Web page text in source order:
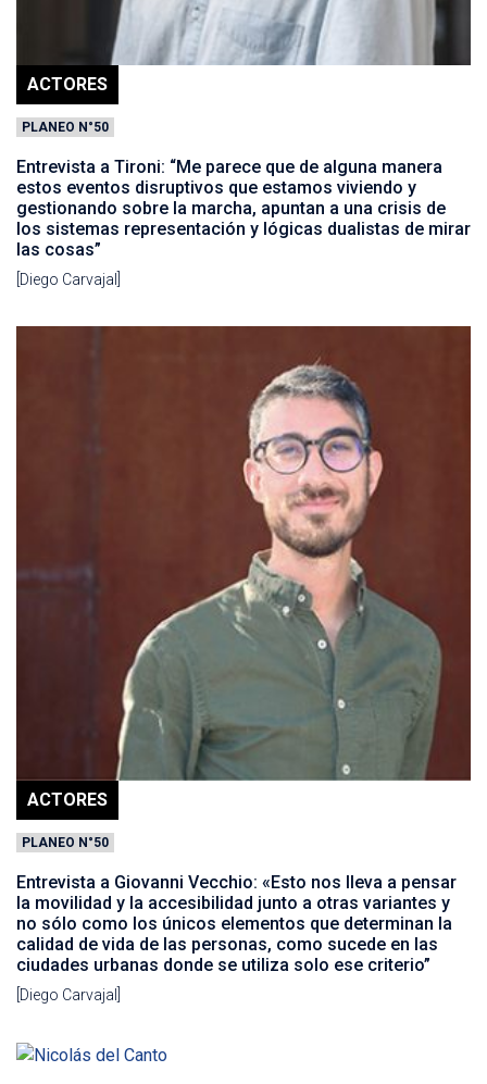
ACTORES
PLANEO N°50
Entrevista a Tironi: “Me parece que de alguna manera
estos eventos disruptivos que estamos viviendo y
gestionando sobre la marcha, apuntan a una crisis de
los sistemas representación y lógicas dualistas de mirar
las cosas”
[Diego Carvajal]
ACTORES
PLANEO N°50
Entrevista a Giovanni Vecchio: «Esto nos lleva a pensar
la movilidad y la accesibilidad junto a otras variantes y
no sólo como los únicos elementos que determinan la
calidad de vida de las personas, como sucede en las
ciudades urbanas donde se utiliza solo ese criterio”
[Diego Carvajal]